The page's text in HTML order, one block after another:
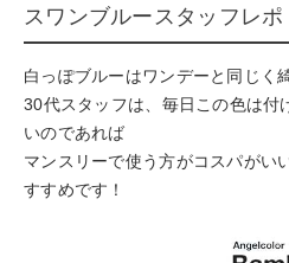
スワンブルースタッフレポ
白っぽブルーはワンデーと同じく
30代スタッフは、毎日この色は付
いのであれば
マンスリーで使う方がコスパがい
すすめです！